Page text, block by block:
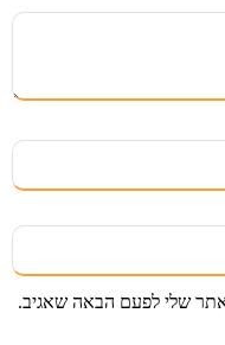
שלי לפעם הבאה שאגיב.